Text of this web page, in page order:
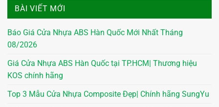
BÀI VIẾT MỚI
Báo Giá Cửa Nhựa ABS Hàn Quốc Mới Nhất Tháng
08/2026
Giá Cửa Nhựa ABS Hàn Quốc tại TP.HCM| Thương hiệu
KOS chính hãng
Top 3 Mẫu Cửa Nhựa Composite Đẹp| Chính hãng SungYu